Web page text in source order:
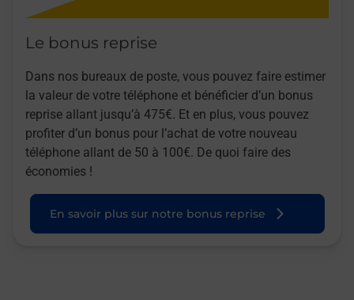
Le bonus reprise
Dans nos bureaux de poste, vous pouvez faire estimer
la valeur de votre téléphone et bénéficier d’un bonus
reprise allant jusqu’à 475€. Et en plus, vous pouvez
profiter d’un bonus pour l’achat de votre nouveau
téléphone allant de 50 à 100€. De quoi faire des
économies !
En savoir plus sur notre bonus reprise